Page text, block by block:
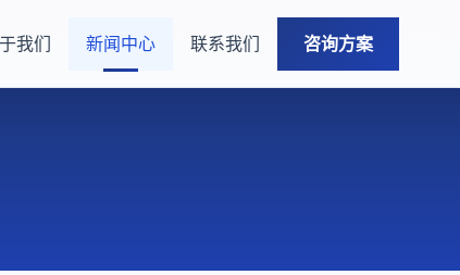
我们 新闻中心 联系我们 咨询方案